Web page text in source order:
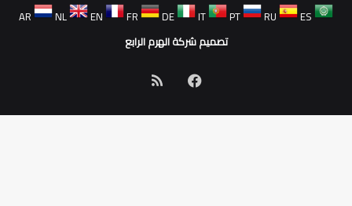
AR
NL EN FR DE IT PT RU
ES
تصميم شركة الهرم الرابع
فيسبوك
الموقع